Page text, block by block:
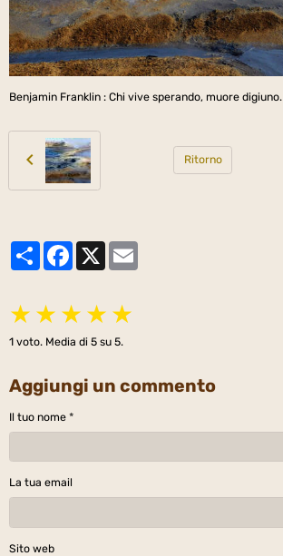
Benjamin Franklin : Chi vive sperando, muore digiuno.
Ritorno
PartagerFacebook
★ ★ ★ ★ ★
1 voto. Media di 5 su 5.
Aggiungi un commento
Il tuo nome
La tua email
Sito web